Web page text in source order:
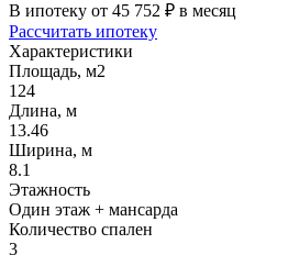
В ипотеку от 45 752 ₽ в месяц
Рассчитать ипотеку
Характеристики
Площадь, м2
124
Длина, м
13.46
Ширина, м
8.1
Этажность
Один этаж + мансарда
Количество спален
3